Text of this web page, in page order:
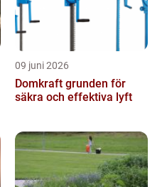
09 juni 2026
Domkraft grunden för
säkra och effektiva lyft